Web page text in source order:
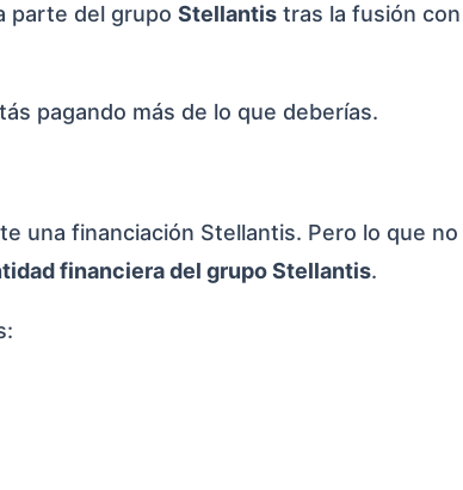
parte del grupo Stellantis tras la fusión con
pagando más de lo que deberías.
una financiación Stellantis. Pero lo que no
financiera del grupo Stellantis.